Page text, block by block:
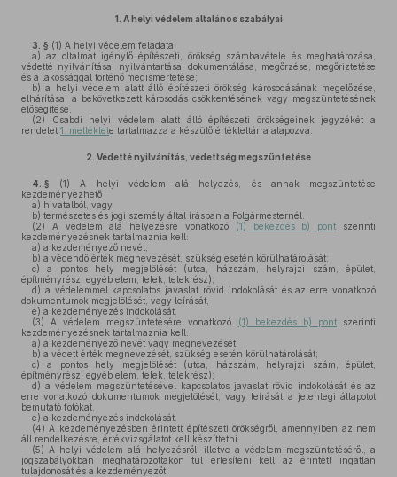
1. A helyi védelem általános szabályai
3. § (1) A helyi védelem feladata
a) az oltalmat igénylő építészeti, örökség számbavétele és meghatározása,
védetté nyilvánítása, nyilvántartása, dokumentálása, megőrzése, megőriztetése
és a lakossággal történő megismertetése;
b) a helyi védelem alatt álló építészeti örökség károsodásának megelőzése,
elhárítása, a bekövetkezett károsodás csökkentésének vagy megszüntetésének
elősegítése.
(2) Csabdi helyi védelem alatt álló építészeti örökségeinek jegyzékét a
rendelet 1. melléklete tartalmazza a készülő értékleltárra alapozva.
2. Védetté nyilvánítás, védettség megszűntetése
4. § (1)
A helyi védelem alá helyezés, és annak megszüntetése
kezdeményezhető
a) hivatalból, vagy
b) természetes és jogi személy által írásban a Polgármesternél.
(2) A védelem alá helyezésre vonatkozó (1) bekezdés b) pont szerinti
kezdeményezésnek tartalmaznia kell:
a) a kezdeményező nevét;
b) a védendő érték megnevezését, szükség esetén körülhatárolását;
c) a pontos hely megjelölését (utca, házszám, helyrajzi szám, épület,
építményrész, egyéb elem, telek, telekrész);
d) a védelemmel kapcsolatos javaslat rövid indokolását és az erre vonatkozó
dokumentumok megjelölését, vagy leírását,
e) a kezdeményezés indokolását.
(3) A védelem megszüntetésére vonatkozó (1) bekezdés b) pontszerinti
kezdeményezésnek tartalmaznia kell:
a) a kezdeményező nevét vagy megnevezését;
b) a védett érték megnevezését, szükség esetén körülhatárolását;
c) a pontos hely megjelölését (utca, házszám, helyrajzi szám, épület,
építményrész, egyéb elem, telek, telekrész);
d) a védelem megszüntetésével kapcsolatos javaslat rövid indokolását és az
erre vonatkozó dokumentumok megjelölését, vagy leírását a jelenlegi állapotot
bemutató fotókat,
e) a kezdeményezés indokolását.
(4) A kezdeményezésben érintett építészeti örökségről, amennyiben az nem
áll rendelkezésre, értékvizsgálatot kell készíttetni.
(5) A helyi védelem alá helyezésről, illetve a védelem megszüntetéséről, a
jogszabályokban meghatározottakon túl értesíteni kell az érintett ingatlan
tulajdonosát és a kezdeményezőt.